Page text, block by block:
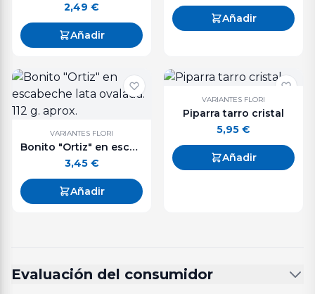
2,49 €
Añadir
Añadir
VARIANTES FLORI
Bonito "Ortiz" en escabeche lata ovalada. 112 g. aprox.
3,45 €
Añadir
VARIANTES FLORI
Piparra tarro cristal
5,95 €
Añadir
Evaluación del consumidor